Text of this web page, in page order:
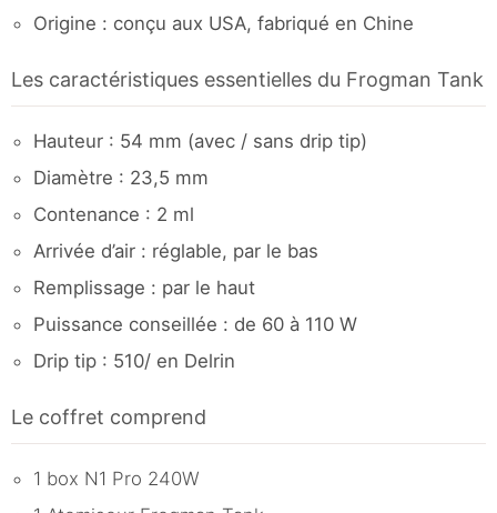
Origine : conçu aux USA, fabriqué en Chine
Les caractéristiques essentielles du Frogman Tank
Hauteur : 54 mm (avec / sans drip tip)
Diamètre : 23,5 mm
Contenance : 2 ml
Arrivée d’air : réglable, par le bas
Remplissage : par le haut
Puissance conseillée : de 60 à 110 W
Drip tip : 510/ en Delrin
Le coffret comprend
1 box N1 Pro 240W